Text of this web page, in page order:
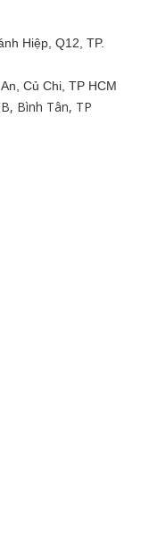
Hiệp, Q12, TP.
Củ Chi, TP HCM
Bình Tân, TP